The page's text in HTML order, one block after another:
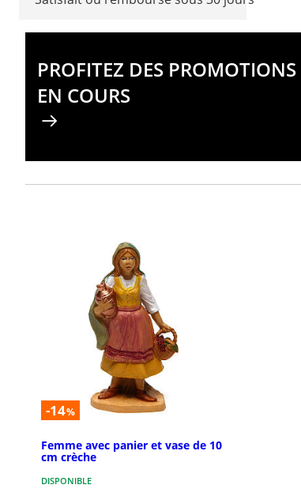
PROFITEZ DES PROMOTIONS
EN COURS
-14%
Femme avec panier et vase de 10
cm crèche
DISPONIBLE